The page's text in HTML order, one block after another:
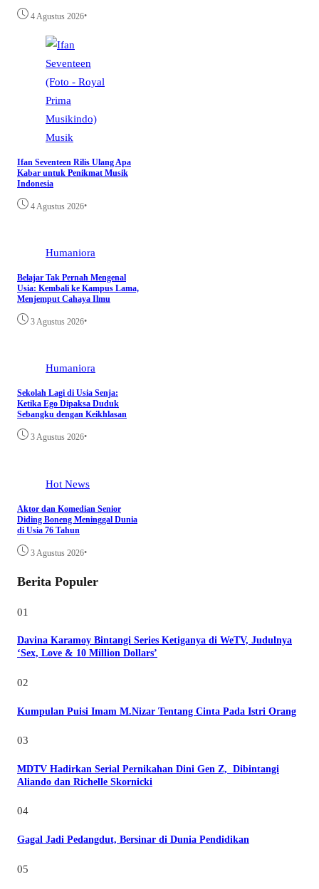
4 Agustus 2026•
Musik
Ifan Seventeen Rilis Ulang Apa
Kabar untuk Penikmat Musik
Indonesia
4 Agustus 2026•
Humaniora
Belajar Tak Pernah Mengenal
Usia: Kembali ke Kampus Lama,
Menjemput Cahaya Ilmu
3 Agustus 2026•
Humaniora
Sekolah Lagi di Usia Senja:
Ketika Ego Dipaksa Duduk
Sebangku dengan Keikhlasan
3 Agustus 2026•
Hot News
Aktor dan Komedian Senior
Diding Boneng Meninggal Dunia
di Usia 76 Tahun
3 Agustus 2026•
Berita Populer
01
Davina Karamoy Bintangi Series Ketiganya di WeTV, Judulnya
‘Sex, Love & 10 Million Dollars’
02
Kumpulan Puisi Imam M.Nizar Tentang Cinta Pada Istri Orang
03
MDTV Hadirkan Serial Pernikahan Dini Gen Z, Dibintangi
Aliando dan Richelle Skornicki
04
Gagal Jadi Pedangdut, Bersinar di Dunia Pendidikan
05